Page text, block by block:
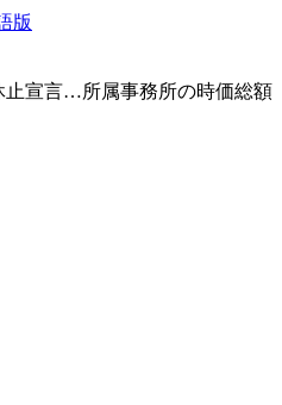
版
止宣言…所属事務所の時価総額